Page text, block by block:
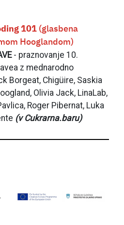
101 (glasbena
Hooglandom)
- praznovanje 10.
z mednarodno
Borgeat, Chigüire, Saskia
Olivia Jack, LinaLab,
Roger Pibernat, Luka
(v Cukrarna.baru)